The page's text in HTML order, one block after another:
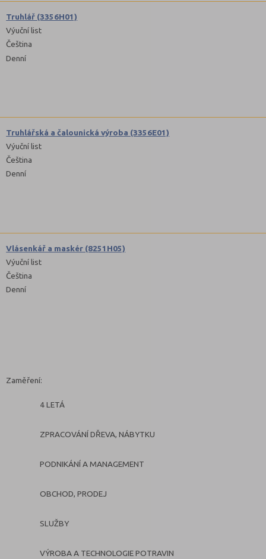
Truhlář (3356H01)
Výuční list
Čeština
Denní
Truhlářská a čalounická výroba (3356E01)
Výuční list
Čeština
Denní
Vlásenkář a maskér (8251H05)
Výuční list
Čeština
Denní
Zaměření:
4 LETÁ
ZPRACOVÁNÍ DŘEVA, NÁBYTKU
PODNIKÁNÍ A MANAGEMENT
OBCHOD, PRODEJ
SLUŽBY
VÝROBA A TECHNOLOGIE POTRAVIN